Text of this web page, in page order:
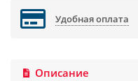
Удобная оплата
Описание